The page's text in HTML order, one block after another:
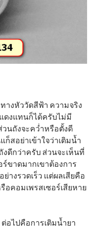
างหัววัดสีฟ้า ความจริง
ดงแทนก็ได้ครับไม่มี
นถังจะคว่ำหรือตั้งดี
ก็สอย่าเข้าใจว่าเติมน้ำ
ดีกว่าครับ ส่วนจะเห็นที่
ร์ขาดมากเขาต้องการ
ย่างรวดเร็ว แต่ผลเสียคือ
คอมเพรสเซอร์เสียหาย
อไปคือการเติมน้ำยา